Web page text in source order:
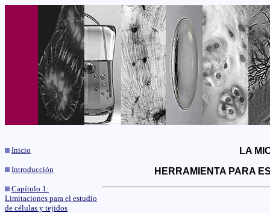
Inicio
Introducción
Capítulo 1:
Limitaciones para el estudio
de células y tejidos
LA
HERRAMIENTA PARA